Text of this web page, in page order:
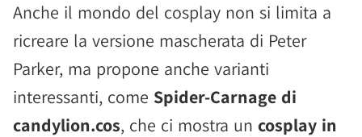
Anche il mondo del cosplay non si limita a
ricreare la versione mascherata di Peter
Parker, ma propone anche varianti
interessanti, come Spider-Carnage di
candylion.cos, che ci mostra un cosplay in